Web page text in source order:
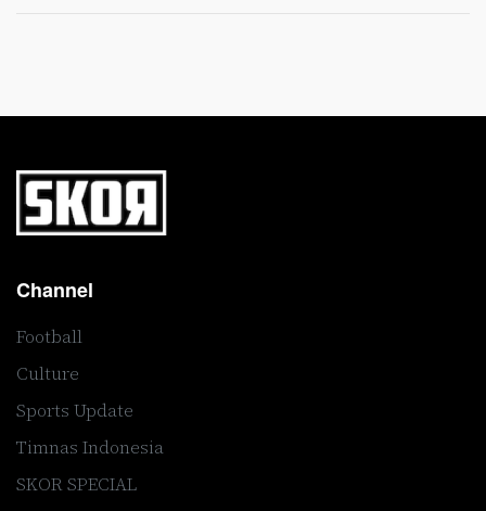
Channel
Football
Culture
Sports Update
Timnas Indonesia
SKOR SPECIAL